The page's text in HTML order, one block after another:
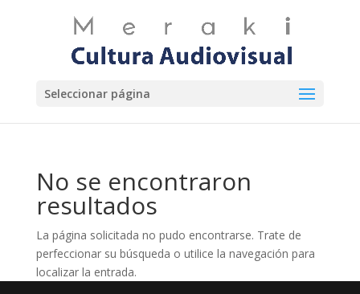
Seleccionar página
No se encontraron
resultados
La página solicitada no pudo encontrarse. Trate de
perfeccionar su búsqueda o utilice la navegación para
localizar la entrada.